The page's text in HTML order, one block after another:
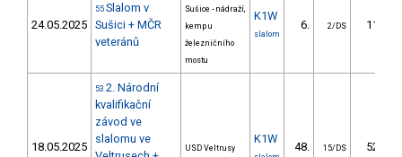
24.05.2025
55 Slalom v
Sušici + MČR
veteránů
Sušice - nádraží,
kemp u
železničního
mostu
K1W
slalom
6. 2/DS 11.48
18.05.2025
53 2. Národní
kvalifikační
závod ve
slalomu ve
USD Veltrusy
K1W
48. 15/DS 52.46